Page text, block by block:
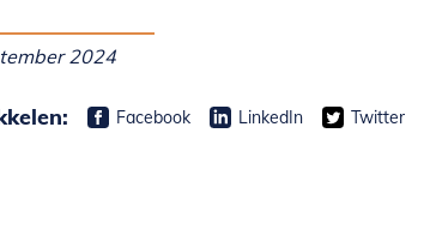
2024
Facebook LinkedIn Twitter